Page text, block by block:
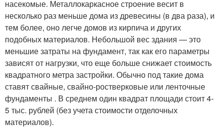
насекомые. Металлокаркасное строение весит в
несколько раз меньше дома из древесины (в два раза), и
тем более, оно легче домов из кирпича и других
подобных материалов. Небольшой вес здания — это
меньшие затраты на фундамент, так как его параметры
зависят от нагрузки, что еще больше снижает стоимость
квадратного метра застройки. Обычно под такие дома
ставят свайные, свайно-ростверковые или ленточные
фундаменты . В среднем один квадрат площади стоит 4-
5 тыс. рублей (без учета стоимости отделочных
материалов).